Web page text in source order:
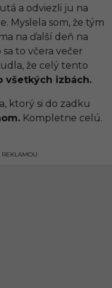
a odviezli ju na
Myslela som, že tým
na ďalší deň na
to včera večer
že celý tento
všetkých izbách.
ktorý si do zadku
Kompletne celú.
REKLAMOU